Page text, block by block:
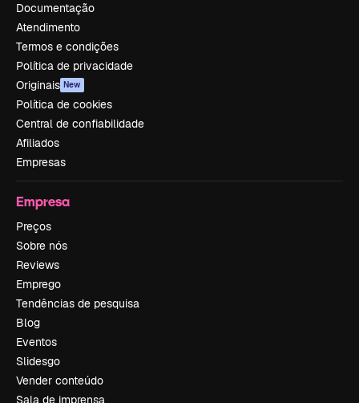
Documentação
Atendimento
Termos e condições
Política de privacidade
Originais New
Política de cookies
Central de confiabilidade
Afiliados
Empresas
Empresa
Preços
Sobre nós
Reviews
Emprego
Tendências de pesquisa
Blog
Eventos
Slidesgo
Vender conteúdo
Sala de imprensa